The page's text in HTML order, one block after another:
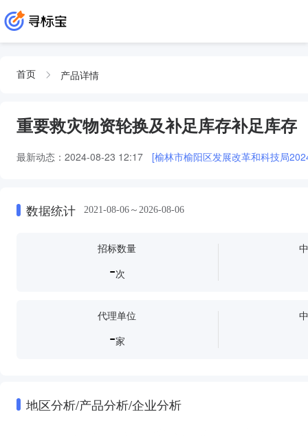
首页 产品详情
重要救灾物资轮换及补足库存补足库存
最新动态： 2024-08-23 12:17 [榆林市榆阳区发展改革和科技局
数据统计 2021-08-06～2026-08-06
招标数量
-次
代理单位
-家
地区分析/产品分析/企业分析